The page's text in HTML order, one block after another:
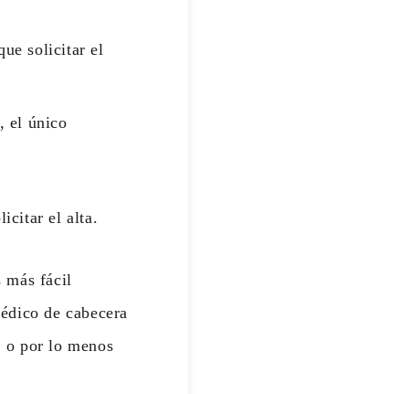
solicitar el
, el único
el alta.
más fácil
de cabecera
o por lo menos